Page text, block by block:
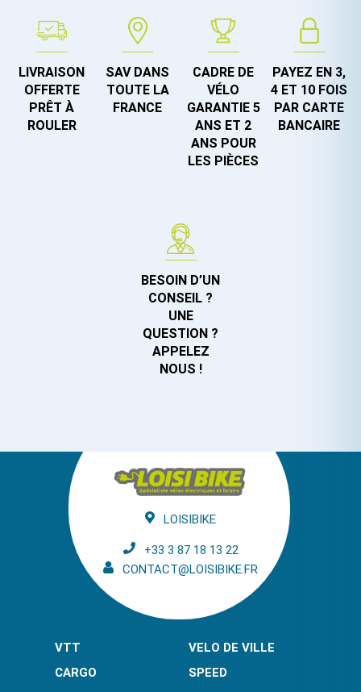
LIVRAISON
OFFERTE
PRÊT À
ROULER
SAV DANS
TOUTE LA
FRANCE
CADRE DE
VÉLO
GARANTIE 5
ANS ET 2
ANS POUR
LES PIÈCES
PAYEZ EN 3,
4 ET 10 FOIS
PAR CARTE
BANCAIRE
BESOIN D’UN
CONSEIL ?
UNE
QUESTION ?
APPELEZ
NOUS !
LOISIBIKE
+33 3 87 18 13 22
CONTACT@LOISIBIKE.FR
VTT
VELO DE VILLE
CARGO
SPEED